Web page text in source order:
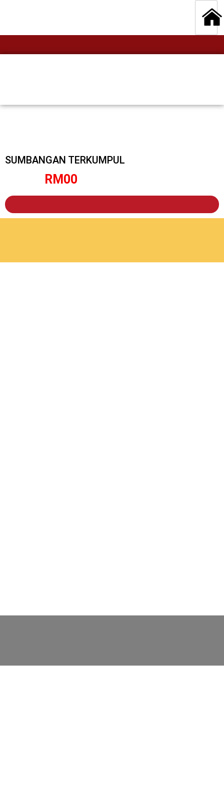
SUMBANGAN TERKUMPUL
RM 00